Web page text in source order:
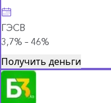
ГЭСВ
3,7% – 46%
Получить деньги